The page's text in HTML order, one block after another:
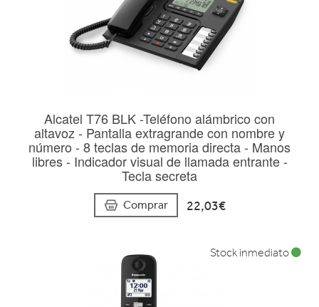
Alcatel T76 BLK -Teléfono alámbrico con
altavoz - Pantalla extragrande con nombre y
número - 8 teclas de memoria directa - Manos
libres - Indicador visual de llamada entrante -
Tecla secreta
Comprar 22,03€
Stock inmediato